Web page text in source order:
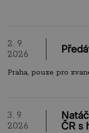
2. 9.
2026
Praha, pouze pro
3. 9.
2026
ČR s